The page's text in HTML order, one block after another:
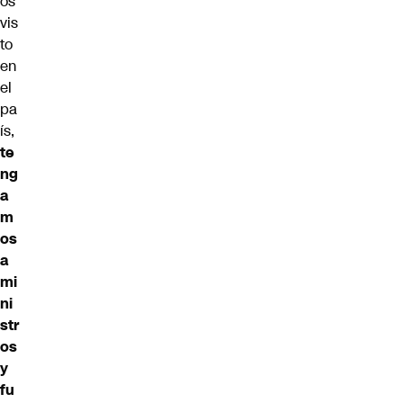
vis
to
en
el
pa
ís,
te
ng
a
m
os
a
mi
ni
str
os
y
fu